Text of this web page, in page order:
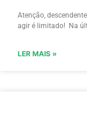
Atenção,
agir é limitado! Na
LER MAIS »